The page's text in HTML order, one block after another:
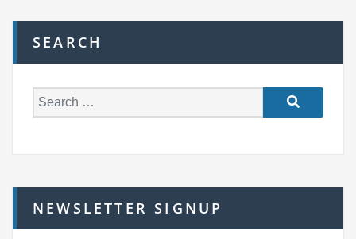
SEARCH
e
h
f
o
NEWSLETTER SIGNUP